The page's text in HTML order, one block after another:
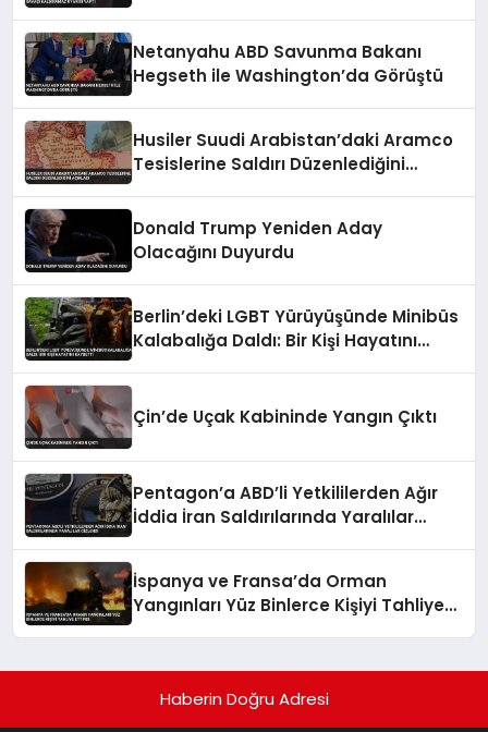
Netanyahu ABD Savunma Bakanı
Hegseth ile Washington’da Görüştü
Husiler Suudi Arabistan’daki Aramco
Tesislerine Saldırı Düzenlediğini
Donald Trump Yeniden Aday
Olacağını Duyurdu
Berlin’deki LGBT Yürüyüşünde Minibüs
Kalabalığa Daldı: Bir Kişi Hayatını
Çin’de Uçak Kabininde Yangın Çıktı
Pentagon’a ABD’li Yetkililerden Ağır
İddia İran Saldırılarında Yaralılar
İspanya ve Fransa’da Orman
Yangınları Yüz Binlerce Kişiyi Tahliye
Haberin Doğru Adresi